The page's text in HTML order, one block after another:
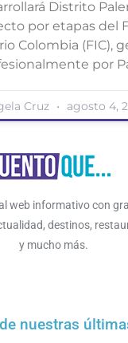
Distrito
por etapas del
Colombia (FIC),
por
Cruz agosto 4,
web informativo con
destinos,
y mucho más.
nuestras